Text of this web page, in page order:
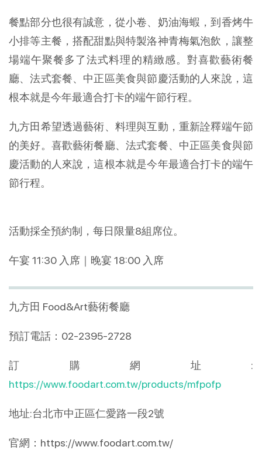
餐點部分也很有誠意，從小卷、奶油海蝦，到香烤牛
小排等主餐，搭配甜點與特製洛神青梅氣泡飲，讓整
場端午聚餐多了法式料理的精緻感。對喜歡藝術餐
廳、法式套餐、中正區美食與節慶活動的人來說，這
根本就是今年最適合打卡的端午節行程。
九方田希望透過藝術、料理與互動，重新詮釋端午節
的美好。喜歡藝術餐廳、法式套餐、中正區美食與節
慶活動的人來說，這根本就是今年最適合打卡的端午
節行程。
活動採全預約制，每日限量8組席位。
午宴 11:30 入席｜晚宴 18:00 入席
九方田 Food&Art藝術餐廳
預訂電話：02-2395-2728
訂購網址:
https://www.foodart.com.tw/products/mfpofp
地址:台北市中正區仁愛路一段2號
官網：https://www.foodart.com.tw/